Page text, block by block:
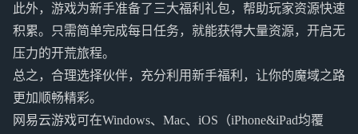
此外，游戏为新手准备了三大福利礼包，帮助玩家资源快速
积累。只需简单完成每日任务，就能获得大量资源，开启无
压力的开荒旅程。
总之，合理选择伙伴，充分利用新手福利，让你的魔域之路
更加顺畅精彩。
网易云游戏可在Windows、Mac、iOS（iPhone&iPad均覆